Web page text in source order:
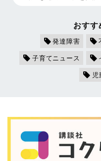
おすす
発達障害
子育てニュース